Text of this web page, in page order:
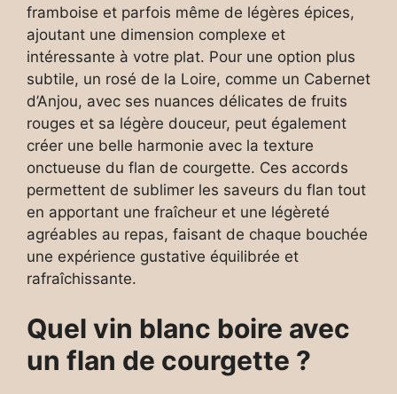
framboise et parfois même de légères épices,
ajoutant une dimension complexe et
intéressante à votre plat. Pour une option plus
subtile, un rosé de la Loire, comme un Cabernet
d’Anjou, avec ses nuances délicates de fruits
rouges et sa légère douceur, peut également
créer une belle harmonie avec la texture
onctueuse du flan de courgette. Ces accords
permettent de sublimer les saveurs du flan tout
en apportant une fraîcheur et une légèreté
agréables au repas, faisant de chaque bouchée
une expérience gustative équilibrée et
rafraîchissante.
Quel vin blanc boire avec
un flan de courgette ?